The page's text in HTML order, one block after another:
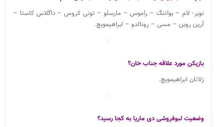
نویر- لام – بواتنگ – راموس – مارسلو – تونی کروس – داگلاس کاستا –
آرین روبن – مسی – رونالدو – ابراهیمویچ.
بازیکن مورد علاقه جناب خان؟
زلاتان ابراهیمویچ.
وضعیت لبوفروشی دی ماریا به کجا رسید؟